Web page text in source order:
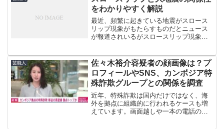
をわかりやすく解説
最近、頻繁に起きている地震がスロース
リップ現象がもたらすものだとニュース
が報道されいるがスロースリップ現象と
芸能人
佐々木裕介容疑者の顔画像は？プ
ロフィールやSNS、カンボジア特
殊詐欺グループとの関係を調査
近年、特殊詐欺は国内だけではなく、海
外を拠点に組織的に行われるケースも増
えています。画面越しや一本の電話の向